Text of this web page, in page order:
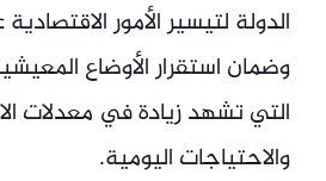
الدولة لتيسير الأمور
وضمان استقرار الأوضاع
التي تشهد زيادة في معدلات
والاحتياجات اليومية.